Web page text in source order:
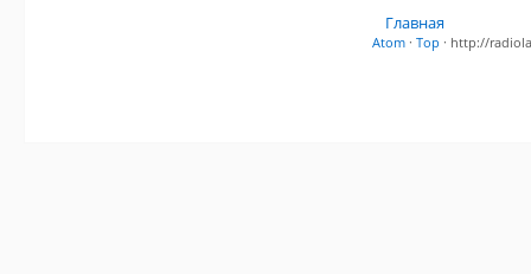
Главная
Atom · Top · http://